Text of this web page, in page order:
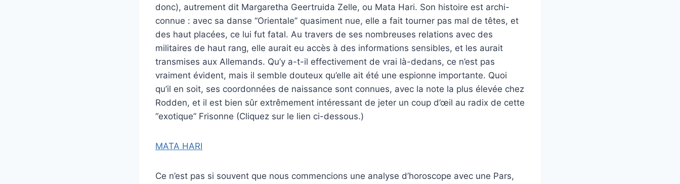
donc), autrement dit Margaretha Geertruida Zelle, ou Mata Hari. Son histoire est archi-
connue : avec sa danse ‘‘Orientale” quasiment nue, elle a fait tourner pas mal de têtes, et
des haut placées, ce lui fut fatal. Au travers de ses nombreuses relations avec des
militaires de haut rang, elle aurait eu accès à des informations sensibles, et les aurait
transmises aux Allemands. Qu’y a-t-il effectivement de vrai là-dedans, ce n’est pas
vraiment évident, mais il semble douteux qu’elle ait été une espionne importante. Quoi
qu’il en soit, ses coordonnées de naissance sont connues, avec la note la plus élevée chez
Rodden, et il est bien sûr extrêmement intéressant de jeter un coup d’œil au radix de cette
“exotique” Frisonne (Cliquez sur le lien ci-dessous.)
MATA HARI
Ce n’est pas si souvent que nous commencions une analyse d’horoscope avec une Pars,